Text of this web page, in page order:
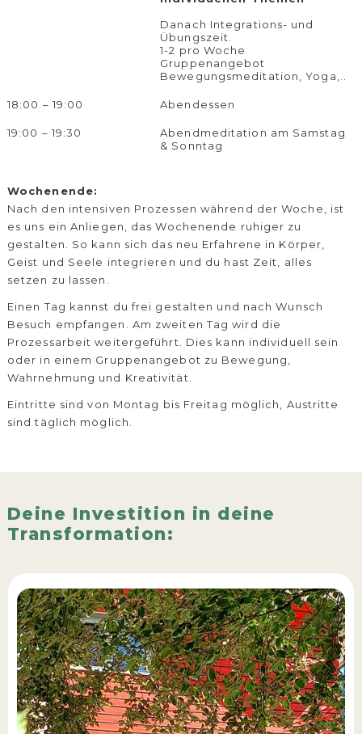
Danach Integrations- und
Übungszeit.
1-2 pro Woche
Gruppenangebot
Bewegungsmeditation, Yoga,..
18:00 – 19:00 Abendessen
19:00 – 19:30
Abendmeditation am Samstag
& Sonntag
Wochenende:
Nach den intensiven Prozessen während der Woche, ist
es uns ein Anliegen, das Wochenende ruhiger zu
gestalten. So kann sich das neu Erfahrene in Körper,
Geist und Seele integrieren und du hast Zeit, alles
setzen zu lassen.
Einen Tag kannst du frei gestalten und nach Wunsch
Besuch empfangen. Am zweiten Tag wird die
Prozessarbeit weitergeführt. Dies kann individuell sein
oder in einem Gruppenangebot zu Bewegung,
Wahrnehmung und Kreativität.
Eintritte sind von Montag bis Freitag möglich, Austritte
sind täglich möglich.
Deine Investition in deine
Transformation: